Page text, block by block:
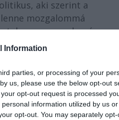
Information
parties, or processing of your
us, please use the below opt-out
opt-out request is processed
information utilized by us
opt-out. You may separately
aki szerint a
mozgalommá
meg, a rendezvény
program a fiatalokat is
- tette hozzá.